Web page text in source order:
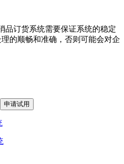
品订货系统需要保证系统的稳定
的顺畅和准确，否则可能会对企
申请试用